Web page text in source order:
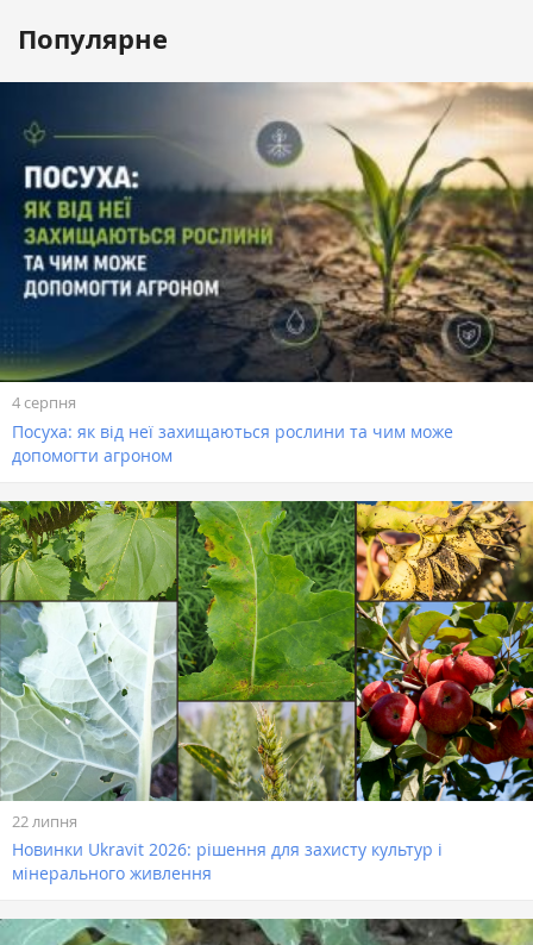
Популярне
4 серпня
Посуха: як від неї захищаються рослини та чим може
допомогти агроном
22 липня
Новинки Ukravit 2026: рішення для захисту культур і
мінерального живлення